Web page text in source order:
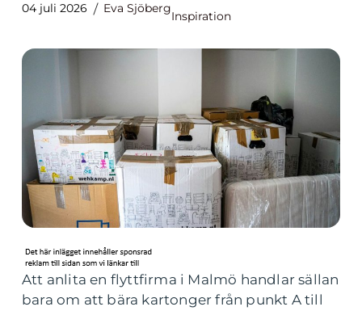
04 juli 2026 Eva Sjöberg
Inspiration
Att anlita en flyttfirma i Malmö handlar sällan
bara om att bära kartonger från punkt A till